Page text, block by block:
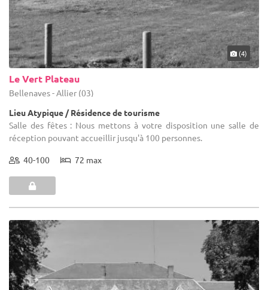
(4)
Le Vert Plateau
Bellenaves - Allier (03)
Lieu Atypique / Résidence de tourisme
Salle des fêtes : Nous mettons à votre disposition une salle de
réception pouvant accueillir jusqu'à 100 personnes.
40-100 72 max